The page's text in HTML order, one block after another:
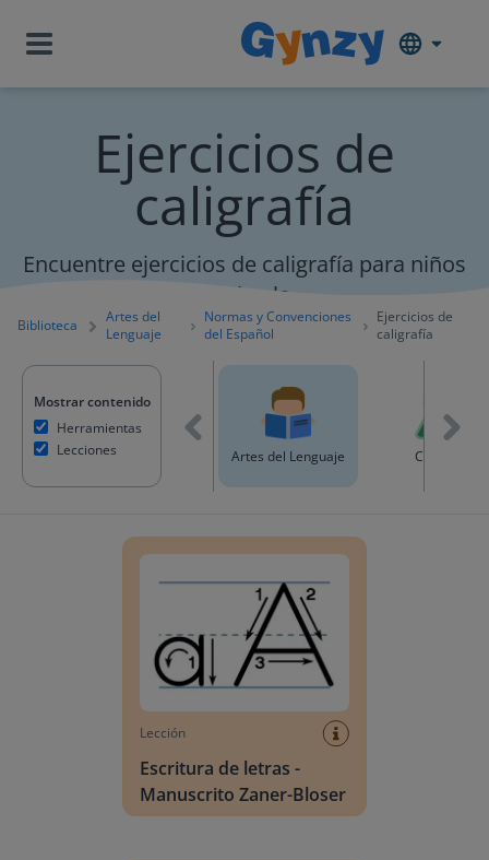
Ejercicios de
caligrafía
Encuentre ejercicios de caligrafía para niños
en el aula.
Biblioteca
Artes del
Lenguaje
Normas y Convenciones
del Español
Ejercicios de
caligrafía
Mostrar contenido
Herramientas
LeccionesMatemáticas Artes del Lenguaje Ciencia
Lección
Escritura de letras -
Manuscrito Zaner-Bloser